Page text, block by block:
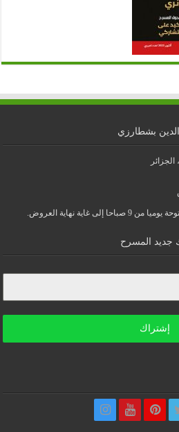
بشطارزي
غاية نهاية العروض.
جديد المسرح
إشتراك